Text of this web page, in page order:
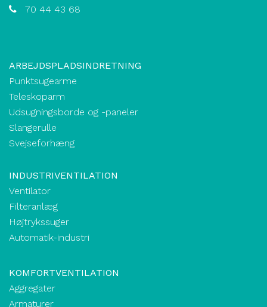
70 44 43 68
ARBEJDSPLADSINDRETNING
Punktsugearme
Teleskoparm
Udsugningsborde og -paneler
Slangerulle
Svejseforhæng
INDUSTRIVENTILATION
Ventilator
Filteranlæg
Højtrykssuger
Automatik-industri
KOMFORTVENTILATION
Aggregater
Armaturer